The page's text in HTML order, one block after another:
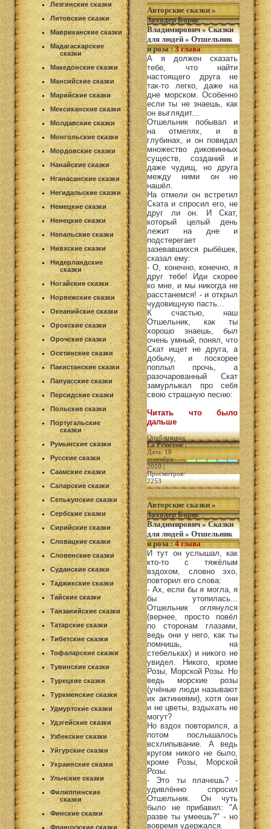
Лезгинские сказки
Литовские сказки
Мавриканские сказки
Мадагаскарские
сказки
Македонские сказки
Мансийские сказки
Марийские сказки
Мексиканские сказки
Молдавские сказки
Монгольские сказки
Мордовские сказки
Нанайские сказки
Нганасанские сказки
Негидальские сказки
Немецкие сказки
Ненецкие сказки
Непальские сказки
Нивхские сказки
Нидерландские
сказки
Ногайские сказки
Норвежские сказки
Океанийские сказки
Орокские сказки
Орочские сказки
Осетинские сказки
Пакистанские сказки
Папуасские сказки
Персидские сказки
Польские сказки
Португальские
сказки
Румынские сказки
Русские сказки
Саамские сказки
Саларские сказки
Селькупские сказки
Сербские сказки
Сирийские сказки
Словацкие сказки
Словенские сказки
Суданские сказки
Таджикские сказки
Тайские сказки
Танзанийские сказки
Татарские сказки
Тибетские сказки
Тофаларские сказки
Тувинские сказки
Турецкие сказки
Туркменские сказки
Удмуртские сказки
Удэгейские сказки
Узбекские сказки
Уйгурские сказки
Украинские сказки
Ульчские сказки
Филиппинские
сказки
Финские сказки
Французские сказки
Авторские сказки »
Заходер Борис
Владимирович»Сказки
для людей » Отшельник
и роза:3 глава
А я должен сказать
тебе, что найти
настоящего друга не
так-то легко, даже на
дне морском. Особенно
если ты не знаешь, как
он выглядит...
Отшельник побывал и
на отмелях, и в
глубинах, и он повидал
множество диковинных
существ, созданий и
даже чудищ, но друга
между ними он не
нашёл.
На отмели он встретил
Ската и спросил его, не
друг ли он. И Скат,
который целый день
лежит на дне и
подстерегает
зазевавшихся рыбёшек,
сказал ему:
- О, конечно, конечно, я
друг тебе! Иди скорее
ко мне, и мы никогда не
расстанемся! - и открыл
чудовищную пасть...
К счастью, наш
Отшельник, как ты
хорошо знаешь, был
очень умный, понял, что
Скат ищет не друга, а
добычу, и поскорее
поплыл прочь, а
разочарованный Скат
замурлыкал про себя
свою страшную песню:
Читать что было
дальше
Опубликовал:
La Princesse|
Дата: 18
сентября
2010 |
Просмотров:
2253
Авторские сказки »
Заходер Борис
Владимирович»Сказки
для людей » Отшельник
и роза:4 глава
И тут он услышал, как
кто-то с тяжёлым
вздохом, словно эхо,
повторил его слова:
- Ах, если бы я могла, я
бы утопилась...
Отшельник оглянулся
(вернее, просто повёл
по сторонам глазами,
ведь они у него, как ты
помнишь, на
стебельках) и никого не
увидел. Никого, кроме
Розы, Морской Розы. Но
ведь морские розы
(учёные люди называют
их актиниями), хотя они
и не цветы, вздыхать не
могут?
Но вздох повторился, а
потом послышалось
всхлипывание. А ведь
кругом никого не было,
кроме Розы, Морской
Розы.
- Это ты плачешь? -
удивлённо спросил
Отшельник. Он чуть
было не прибавил: "А
разве ты умеешь?" - но
вовремя удержался.